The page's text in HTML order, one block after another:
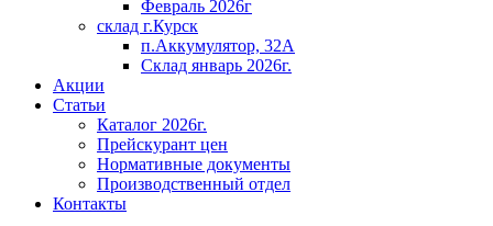
Февраль 2026г
склад г.Курск
п.Аккумулятор, 32А
Склад январь 2026г.
Акции
Статьи
Каталог 2026г.
Прейскурант цен
Нормативные документы
Производственный отдел
Контакты